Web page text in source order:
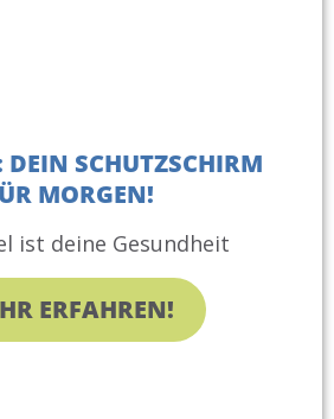
DEIN SCHUTZSCHIRM
MORGEN!
ist deine Gesundheit
ERFAHREN!